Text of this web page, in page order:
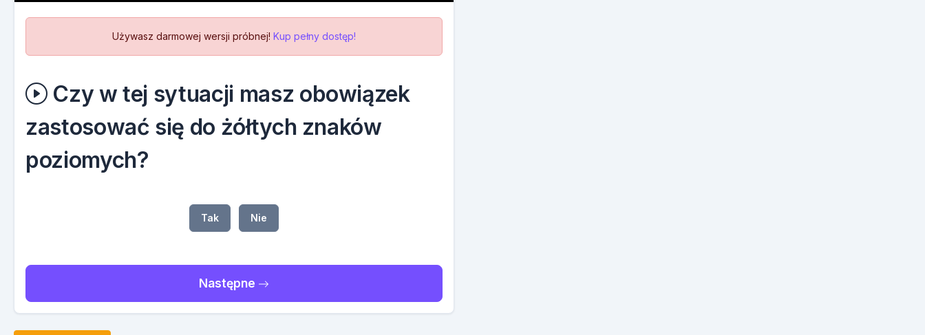
Używasz darmowej wersji próbnej! Kup pełny dostęp!
Czy w tej sytuacji masz obowiązek
zastosować się do żółtych znaków
poziomych?
Tak Nie
Następne